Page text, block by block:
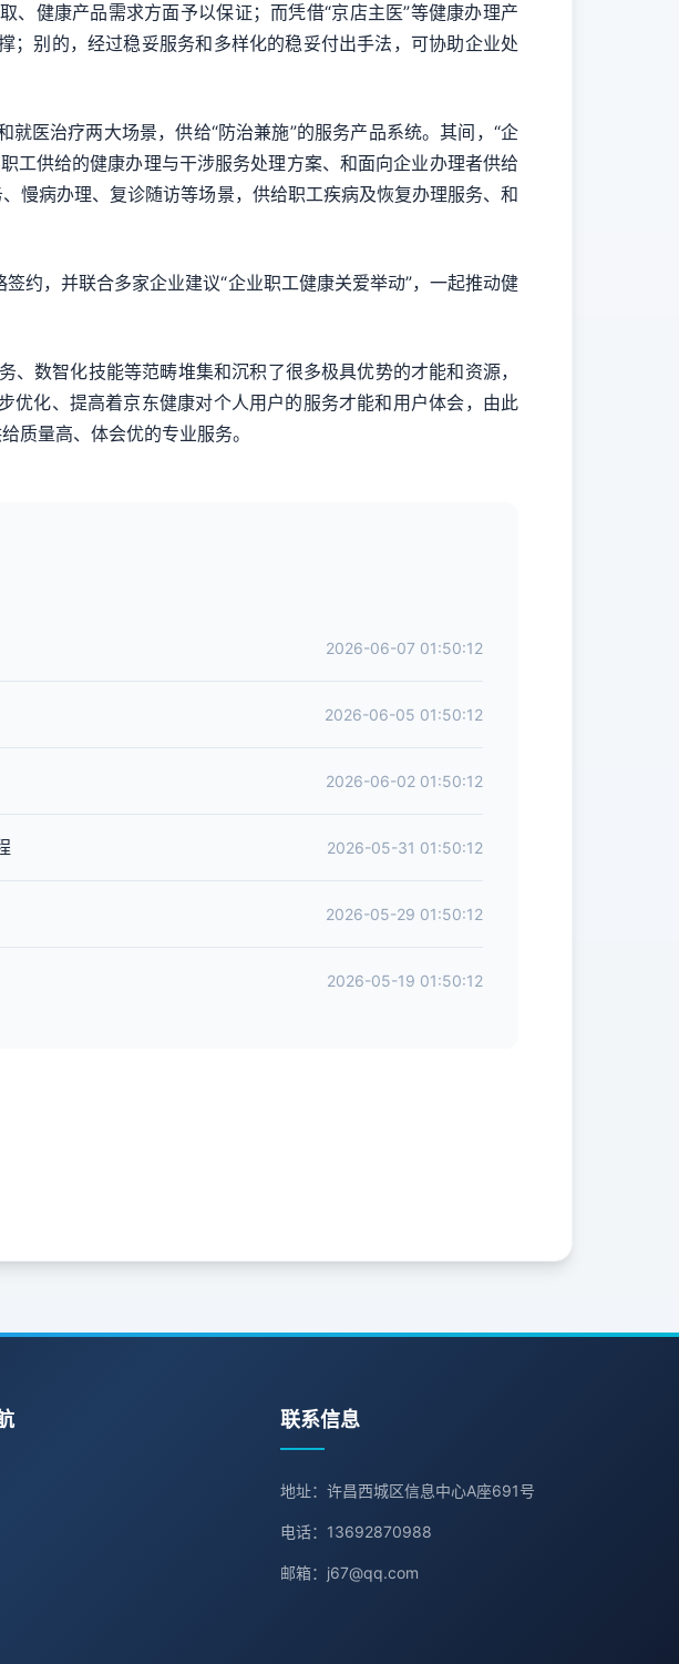
健康产品需求方面予以保证；而凭借“京店主医”等健康办理产
别的，经过稳妥服务和多样化的稳妥付出手法，可协助企业处
医治疗两大场景，供给“防治兼施”的服务产品系统。其间，“企
工供给的健康办理与干涉服务处理方案、和面向企业办理者供给
慢病办理、复诊随访等场景，供给职工疾病及恢复办理服务、和
约，并联合多家企业建议“企业职工健康关爱举动”，一起推动健
数智化技能等范畴堆集和沉积了很多极具优势的才能和资源，
优化、提高着京东健康对个人用户的服务才能和用户体会，由此
质量高、体会优的专业服务。
2026-06-07 01:50:12
2026-06-05 01:50:12
2026-06-02 01:50:12
2026-05-31 01:50:12
2026-05-29 01:50:12
2026-05-19 01:50:12
联系信息
地址：许昌西城区信息中心A座691号
电话：13692870988
邮箱：j67@qq.com